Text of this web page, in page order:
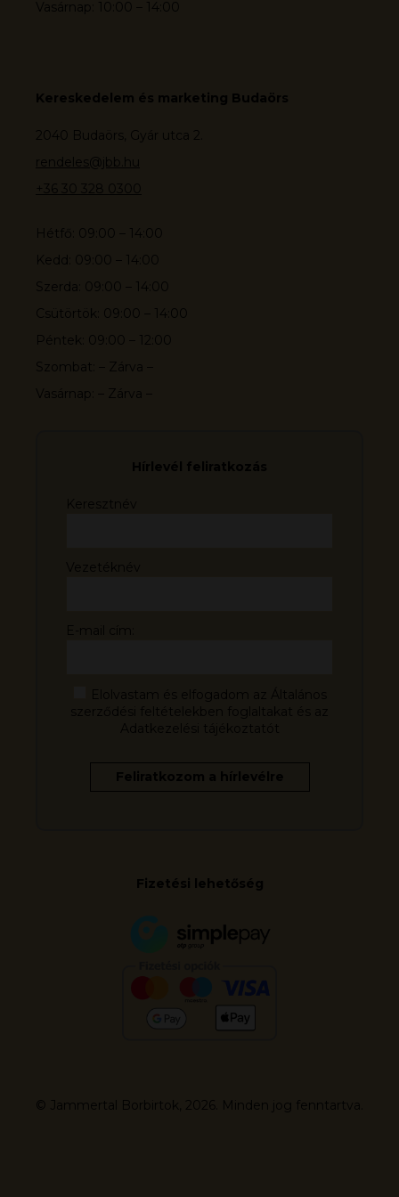
Vasárnap: 10:00 – 14:00
Kereskedelem és marketing Budaörs
2040 Budaörs, Gyár utca 2.
rendeles@jbb.hu
+36 30 328 0300
Hétfő: 09:00 – 14:00
Kedd: 09:00 – 14:00
Szerda: 09:00 – 14:00
Csütörtök: 09:00 – 14:00
Péntek: 09:00 – 12:00
Szombat: – Zárva –
Vasárnap: – Zárva –
Fizetési lehetőség
© Jammertal Borbirtok, 2026. Minden jog fenntartva.